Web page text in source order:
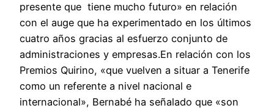
presente que tiene mucho futuro» en relación
con el auge que ha experimentado en los últimos
cuatro años gracias al esfuerzo conjunto de
administraciones y empresas.En relación con los
Premios Quirino, «que vuelven a situar a Tenerife
como un referente a nivel nacional e
internacional», Bernabé ha señalado que «son